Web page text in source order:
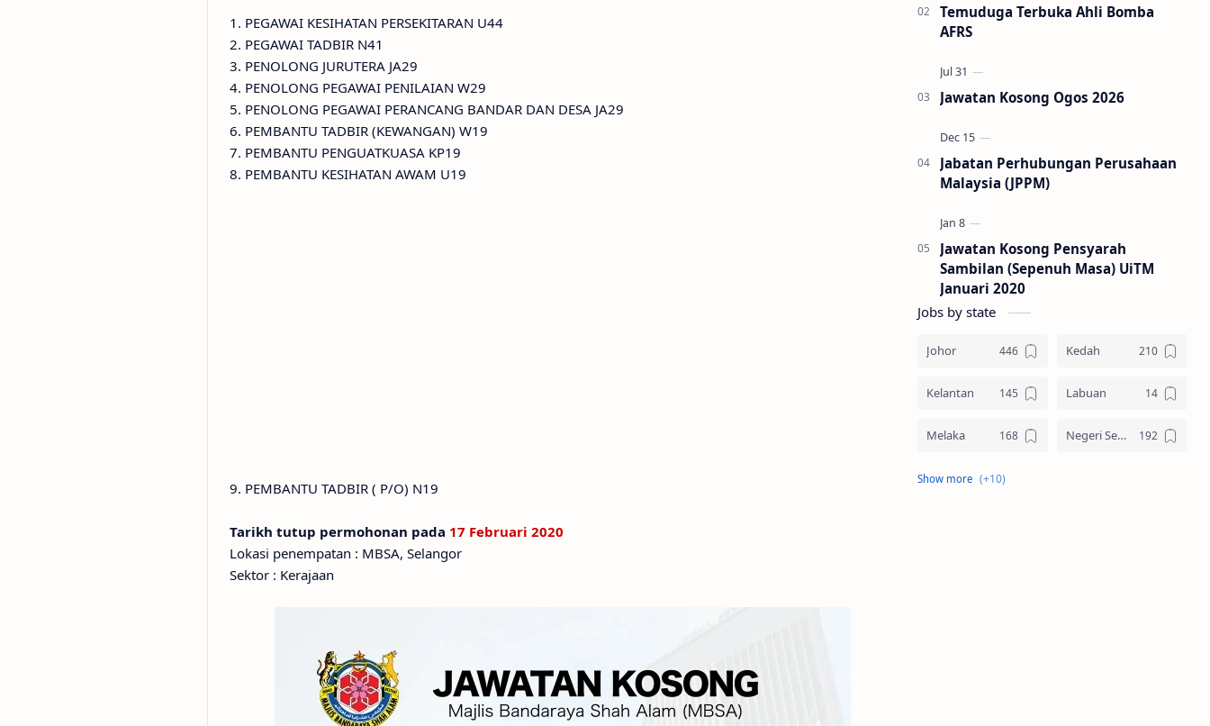
1. PEGAWAI KESIHATAN PERSEKITARAN U44
2. PEGAWAI TADBIR N41
3. PENOLONG JURUTERA JA29
4. PENOLONG PEGAWAI PENILAIAN W29
5. PENOLONG PEGAWAI PERANCANG BANDAR DAN DESA JA29
6. PEMBANTU TADBIR (KEWANGAN) W19
7. PEMBANTU PENGUATKUASA KP19
8. PEMBANTU KESIHATAN AWAM U19
9. PEMBANTU TADBIR ( P/O) N19
Tarikh tutup permohonan pada 17 Februari 2020
Lokasi penempatan : MBSA, Selangor
Sektor : Kerajaan
Temuduga Terbuka Ahli Bomba
AFRS
Jawatan Kosong Ogos 2026
Jabatan Perhubungan Perusahaan
Malaysia (JPPM)
Jawatan Kosong Pensyarah
Sambilan (Sepenuh Masa) UiTM
Januari 2020
Jobs by state
Johor Kedah
Kelantan Labuan
Melaka Negeri Sembilan
Pahang